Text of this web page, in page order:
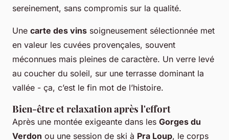
sereinement, sans compromis sur la qualité.
Une carte des vins soigneusement sélectionnée met
en valeur les cuvées provençales, souvent
méconnues mais pleines de caractère. Un verre levé
au coucher du soleil, sur une terrasse dominant la
vallée - ça, c’est le fin mot de l’histoire.
Bien-être et relaxation après l'effort
Après une montée exigeante dans les Gorges du
Verdon ou une session de ski à Pra Loup, le corps